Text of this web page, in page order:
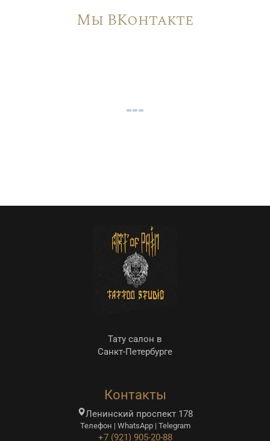
Мы ВКонтакте
Тату салон в
Санкт-Петербурге
Контакты
Ленинский проспект 178
Телефон | WhatsApp | Telegram
+7 (921) 905-20-88